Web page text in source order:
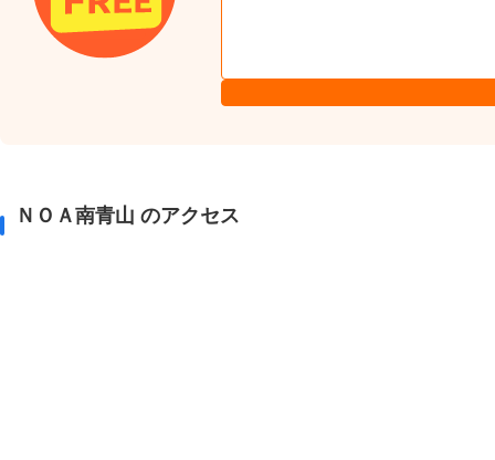
ＮＯＡ南青山 のアクセス